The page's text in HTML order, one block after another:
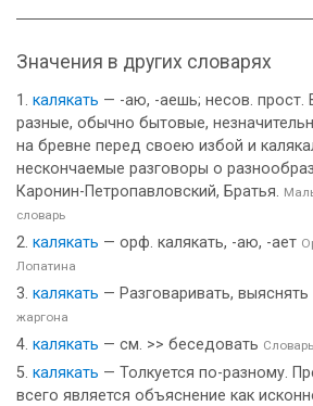
Значения в других словарях
калякать — -аю, -аешь; несов. прост.
разные, обычно бытовые,
на бревне перед своею избой и
нескончаемые разговоры о
Каронин-Петропавловский, Братья.
словарь
калякать — орф. калякать, -аю, -ает
Лопатина
калякать — Разговаривать, выяснять
жаргона
калякать — см. >> беседовать
калякать — Толкуется по-разному.
всего является объяснение как